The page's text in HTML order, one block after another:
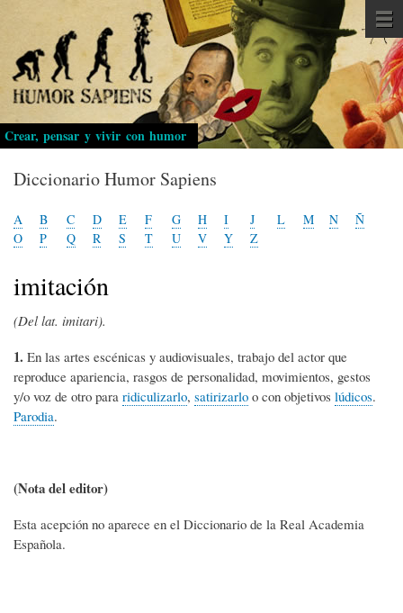
Pasar
al
contenido
principal
Crear, pensar y vivir con humor
Diccionario Humor Sapiens
A B C D E F G H I J L M N
Ñ
O
P Q R S T U V Y Z
imitación
(Del lat. imitari).
1. En las artes escénicas y audiovisuales, trabajo del actor que
reproduce apariencia, rasgos de personalidad, movimientos, gestos
y/o voz de otro para ridiculizarlo, satirizarlo o con objetivos lúdicos.
Parodia.
(Nota del editor)
Esta acepción no aparece en el Diccionario de la Real Academia
Española.